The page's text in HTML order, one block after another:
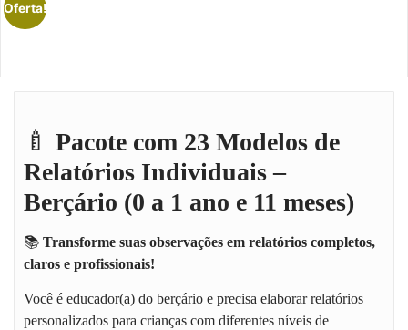
Oferta!
🍼 Pacote com 23 Modelos de
Relatórios Individuais –
Berçário (0 a 1 ano e 11 meses)
📚 Transforme suas observações em relatórios completos,
claros e profissionais!
Você é educador(a) do berçário e precisa elaborar relatórios
personalizados para crianças com diferentes níveis de